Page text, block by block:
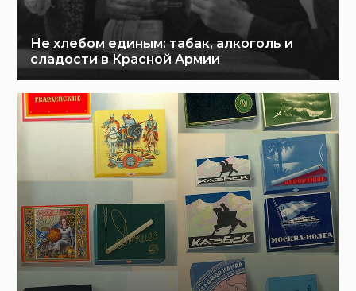
Не хлебом единым: табак, алкоголь и
сладости в Красной Армии